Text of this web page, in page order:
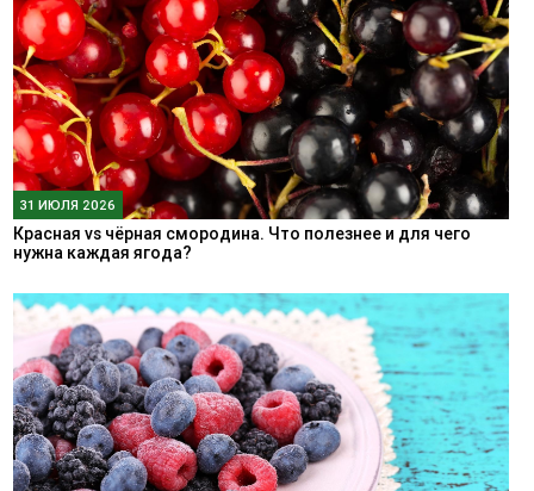
31 ИЮЛЯ 2026
Красная vs чёрная смородина. Что полезнее и для чего
нужна каждая ягода?